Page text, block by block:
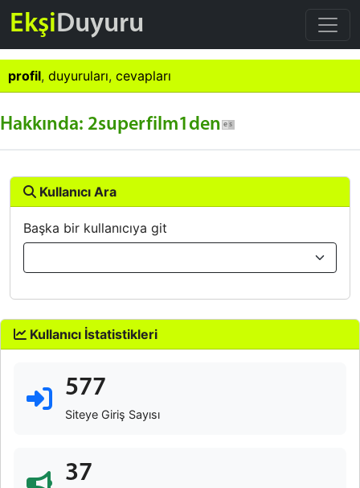
EkşiDuyuru
profil, duyuruları, cevapları
Hakkında: 2superfilm1den
Kullanıcı Ara
Başka bir kullanıcıya git
Kullanıcı İstatistikleri
577
Siteye Giriş Sayısı
37